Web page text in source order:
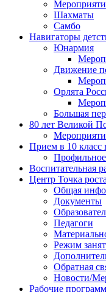
Шахматы
Самбо
Навигаторы
Юнармия
Движение
Орлята
Большая
80 лет Великой
Прием в 10 класс
Воспитательная
Центр Точка роста
Общая
Документы
Педагоги
Режим
Обратная
Новости/
Рабочие